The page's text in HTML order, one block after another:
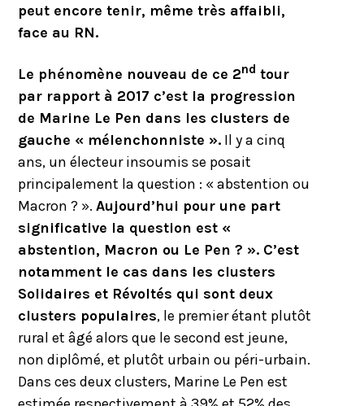
peut encore tenir, même très affaibli,
face au RN.
Le phénomène nouveau de ce 2nd tour
par rapport à 2017 c’est la progression
de Marine Le Pen dans les clusters de
gauche « mélenchonniste ». Il y a cinq
ans, un électeur insoumis se posait
principalement la question : « abstention ou
Macron ? ».Aujourd’hui pour une part
significative la question est «
abstention, Macron ou Le Pen ? ». C’est
notamment le cas dans les clusters
Solidaires et Révoltés qui sont deux
clusters populaires, le premier étant plutôt
rural et âgé alors que le second est jeune,
non diplômé, et plutôt urbain ou péri-urbain.
Dans ces deux clusters, Marine Le Pen est